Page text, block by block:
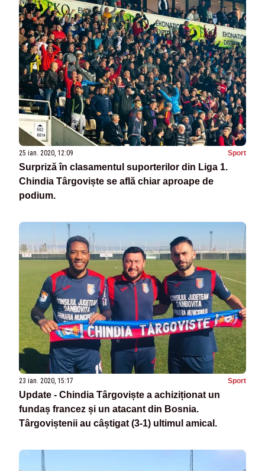
25 ian. 2020, 12:09 Sport
Surpriză în clasamentul suporterilor din Liga 1.
Chindia Târgoviște se află chiar aproape de
podium.
23 ian. 2020, 15:17 Sport
Update - Chindia Târgoviște a achiziționat un
fundaș francez și un atacant din Bosnia.
Târgoviștenii au câștigat (3-1) ultimul amical.